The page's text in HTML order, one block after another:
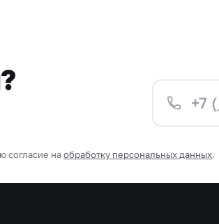
согласие наобработку персональных данных.